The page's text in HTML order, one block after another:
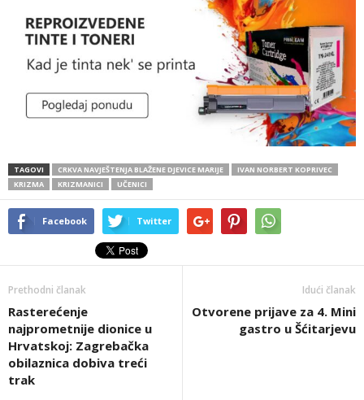
TAGOVI CRKVA NAVJEŠTENJA BLAŽENE DJEVICE MARIJE
IVAN NORBERT KOPRIVEC
KRIZMA
KRIZMANICI UČENICI
Facebook Twitter
Prethodni članak
Rasterećenje
najprometnije dionice u
Hrvatskoj: Zagrebačka
obilaznica dobiva treći
trak
Idući članak
Otvorene prijave za 4. Mini
gastro u Šćitarjevu